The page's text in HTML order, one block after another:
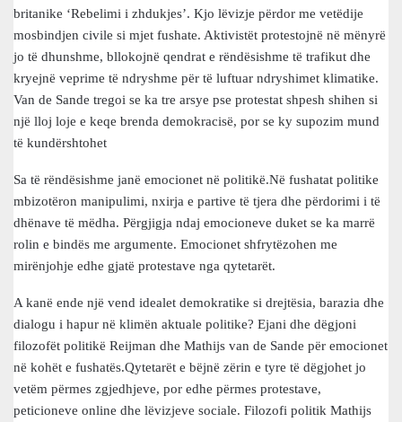
britanike ‘Rebelimi i zhdukjes’. Kjo lëvizje përdor me vetëdije
mosbindjen civile si mjet fushate. Aktivistët protestojnë në mënyrë
jo të dhunshme, bllokojnë qendrat e rëndësishme të trafikut dhe
kryejnë veprime të ndryshme për të luftuar ndryshimet klimatike.
Van de Sande tregoi se ka tre arsye pse protestat shpesh shihen si
një lloj loje e keqe brenda demokracisë, por se ky supozim mund
të kundërshtohet
Sa të rëndësishme janë emocionet në politikë.Në fushatat politike
mbizotëron manipulimi, nxirja e partive të tjera dhe përdorimi i të
dhënave të mëdha. Përgjigja ndaj emocioneve duket se ka marrë
rolin e bindës me argumente. Emocionet shfrytëzohen me
mirënjohje edhe gjatë protestave nga qytetarët.
A kanë ende një vend idealet demokratike si drejtësia, barazia dhe
dialogu i hapur në klimën aktuale politike? Ejani dhe dëgjoni
filozofët politikë Reijman dhe Mathijs van de Sande për emocionet
në kohët e fushatës.Qytetarët e bëjnë zërin e tyre të dëgjohet jo
vetëm përmes zgjedhjeve, por edhe përmes protestave,
peticioneve online dhe lëvizjeve sociale. Filozofi politik Mathijs